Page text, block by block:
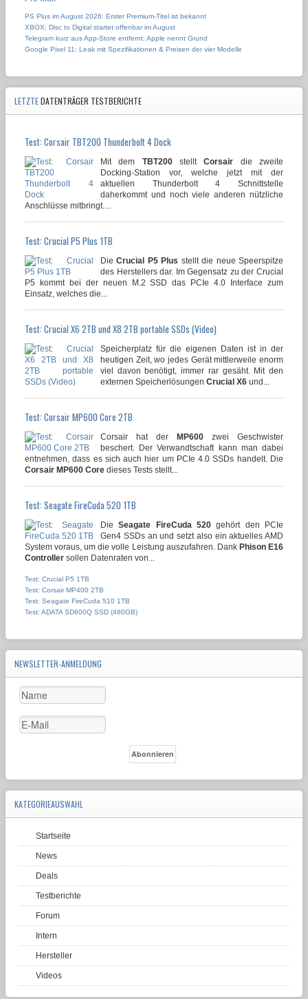
PS Plus im August 2026: Erster Premium-Titel ist bekannt
XBOX: Disc to Digital startet offenbar im August
Telegram kurz aus App-Store entfernt: Apple nennt Grund
Google Pixel 11: Leak mit Spezifikationen & Preisen der vier Modelle
LETZTEDATENTRÄGER TESTBERICHTE
Test: Corsair TBT200 Thunderbolt 4 Dock
Mit dem TBT200stelltCorsair die zweite
Docking-Station vor, welche jetzt mit der
aktuellen Thunderbolt 4 Schnittstelle
daherkommt und noch viele anderen nützliche
Anschlüsse mitbringt....
Test: Crucial P5 Plus 1TB
DieCrucial P5 Plus stellt die neue Speerspitze
des Herstellers dar. Im Gegensatz zu der Crucial
P5 kommt bei der neuen M.2 SSD das PCIe 4.0 Interface zum
Einsatz, welches die...
Test: Crucial X6 2TB und X8 2TB portable SSDs (Video)
Speicherplatz für die eigenen Daten ist in der
heutigen Zeit, wo jedes Gerät mittlerweile enorm
viel davon benötigt, immer rar gesäht. Mit den
externen Speicherlösungen Crucial X6 und...
Test: Corsair MP600 Core 2TB
Corsair hat der MP600 zwei Geschwister
beschert. Der Verwandtschaft kann man dabei
entnehmen, dass es sich auch hier um PCIe 4.0 SSDs handelt. Die
Corsair MP600 Core dieses Tests stellt...
Test: Seagate FireCuda 520 1TB
DieSeagate FireCuda 520 gehört den PCIe
Gen4 SSDs an und setzt also ein aktuelles AMD
System voraus, um die volle Leistung auszufahren. Dank Phison E16
Controller sollen Datenraten von...
Test: Crucial P5 1TB
Test: Corsair MP400 2TB
Test: Seagate FireCuda 510 1TB
Test: ADATA SD600Q SSD (480GB)
NEWSLETTER-ANMELDUNG
KATEGORIEAUSWAHL
Startseite
News
Deals
Testberichte
Forum
Intern
Hersteller
Videos